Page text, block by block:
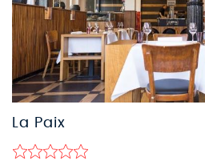
La Paix